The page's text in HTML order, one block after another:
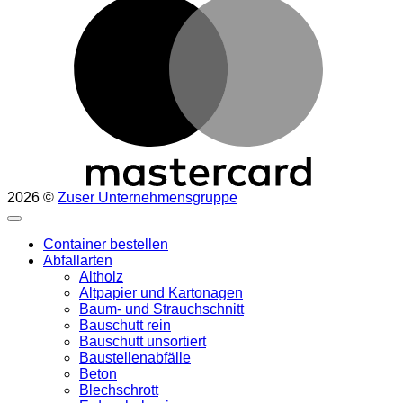
2026 © Zuser Unternehmensgruppe
Container bestellen
Abfallarten
Altholz
Altpapier und Kartonagen
Baum- und Strauchschnitt
Bauschutt rein
Bauschutt unsortiert
Baustellenabfälle
Beton
Blechschrott